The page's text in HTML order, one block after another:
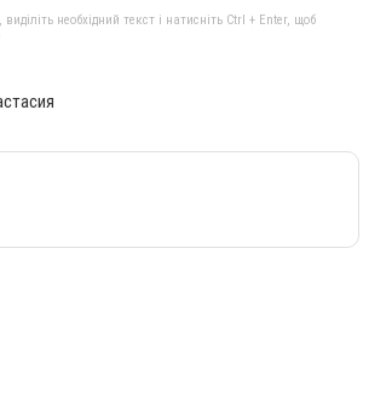
необхідний текст і натисніть Ctrl + Enter, щоб